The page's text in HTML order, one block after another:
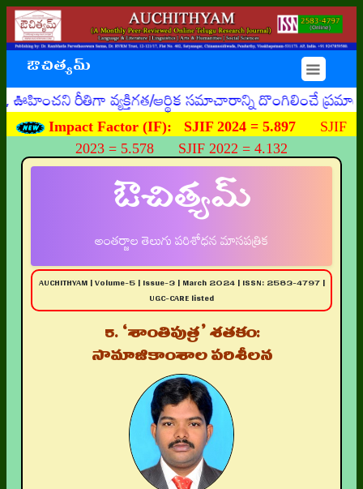
ఔచిత్యమ్ ☰
ఆర్థిక సమాచారాన్ని దొంగిలించే ప్రమాదకరమైన
Impact Factor (IF): SJIF 2024 = 5.897 SJIF
2023 = 5.578 SJIF 2022 = 4.132
ఔచిత్యమ్
అంతర్జాల తెలుగు పరిశోధన మాసపత్రిక
AUCHITHYAM | Volume-5 | Issue-3 | March 2024 | ISSN: 2583-4797 |
UGC-CARE listed
5. ‘శాంతిపుత్ర’ శతకం:
సామాజికాంశాల పరిశీలన